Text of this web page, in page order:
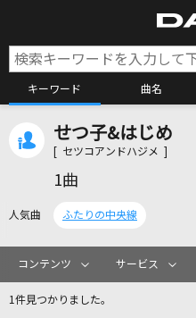
キーワード 曲名
カラ
カラオ
せつ子&はじめ
[ セツコアンドハジメ ]
1曲
人気曲 ふたりの中央線
コンテンツ サービス
1件見つかりました。